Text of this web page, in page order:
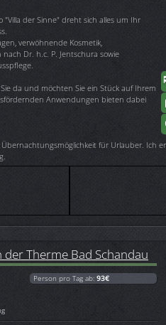
"Villa der Sinne" dreht sich alles um Ihr
verwöhnende Kosmetik,
Dr. h.c. P. Jentschura sowie
da und möchten Sie ein Stück auf Ihrem
Anwendungen bieten dabei
für Urlauber. Ich
Therme Bad Schandau
Person pro Tag ab: 93€